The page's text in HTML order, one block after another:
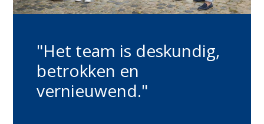
"Het team is deskundig,
betrokken en
vernieuwend."